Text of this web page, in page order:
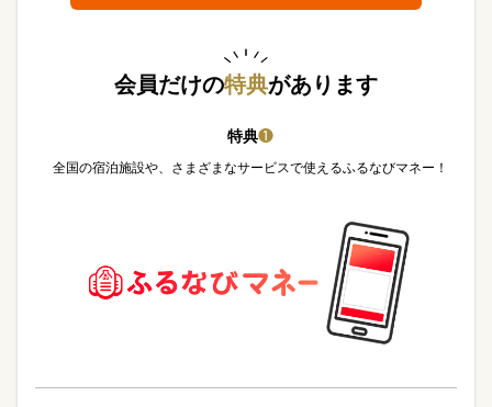
会員だけの特典があります
特典❶
全国の宿泊施設や、さまざまなサービスで使えるふるなびマネー！